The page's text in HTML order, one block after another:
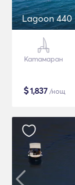
Lagoon 440
Катамаран
$1,837 /нощ